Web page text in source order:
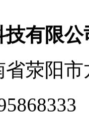
有限公
荥阳